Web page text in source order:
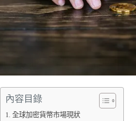
內容目錄
全球加密貨幣市場現狀